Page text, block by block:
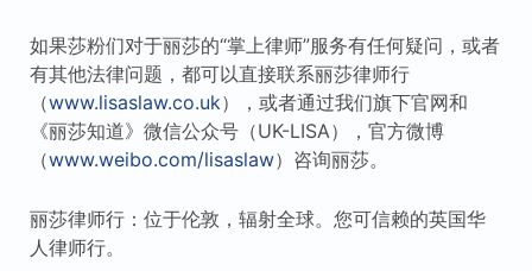
如果莎粉们对于丽莎的“掌上律师”服务有任何疑问，或者
有其他法律问题，都可以直接联系丽莎律师行
（www.lisaslaw.co.uk），或者通过我们旗下官网和
《丽莎知道》微信公众号（UK-LISA），官方微博
（www.weibo.com/lisaslaw）咨询丽莎。
丽莎律师行：位于伦敦，辐射全球。您可信赖的英国华
人律师行。